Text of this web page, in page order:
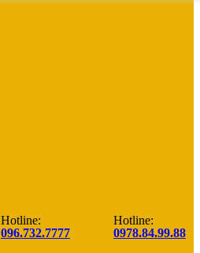
Hotline:
096.732.7777
Hotline:
0978.84.99.88